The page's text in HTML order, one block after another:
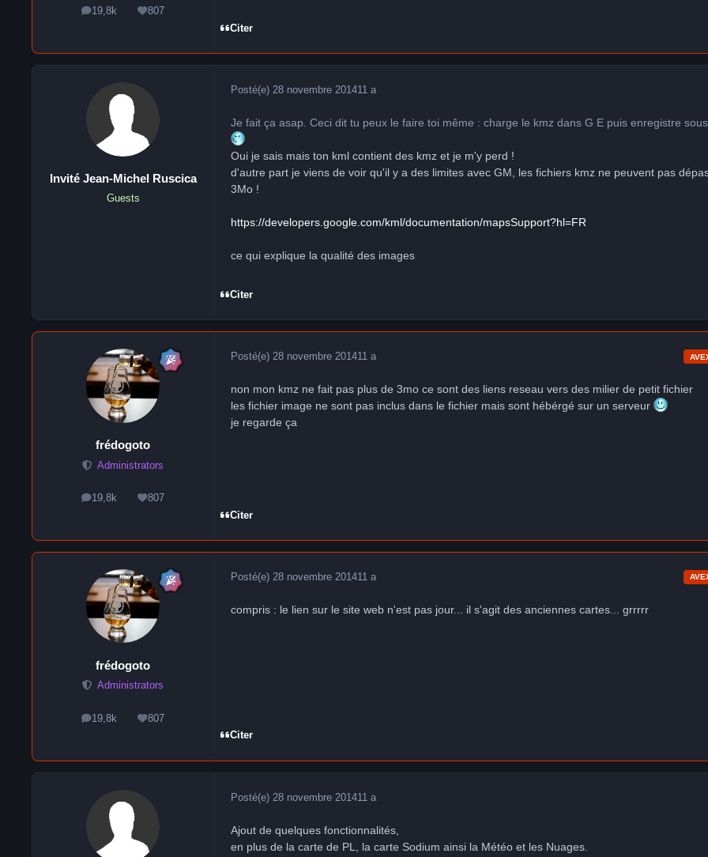
19,8k
messages807
Réputation
Citer
Invité Jean-Michel Ruscica
Guests
Posté(e) 28 novembre 201411 a
Je fait ça asap. Ceci dit tu peux le faire toi même : charge le kmz dans G E puis enregistre
Oui je sais mais ton kml contient des kmz et je m'y perd !
d'autre part je viens de voir qu'il y a des limites avec GM, les fichiers kmz ne peuvent pas
3Mo !
https://developers.google.com/kml/documentation/mapsSupport?hl=FR
ce qui explique la qualité des images
Citer
frédogoto
Administrators
19,8k
messages807
Réputation
Posté(e) 28 novembre 201411 a
non mon kmz ne fait pas plus de 3mo ce sont des liens reseau vers des milier de petit fichier
les fichier image ne sont pas inclus dans le fichier mais sont hébérgé sur un serveur
je regarde ça
Citer
frédogoto
Administrators
19,8k
messages807
Réputation
Posté(e) 28 novembre 201411 a
compris : le lien sur le site web n'est pas jour... il s'agit des anciennes cartes... grrrrr
Citer
Posté(e) 28 novembre 201411 a
Ajout de quelques fonctionnalités,
en plus de la carte de PL, la carte Sodium ainsi la Météo et les Nuages.